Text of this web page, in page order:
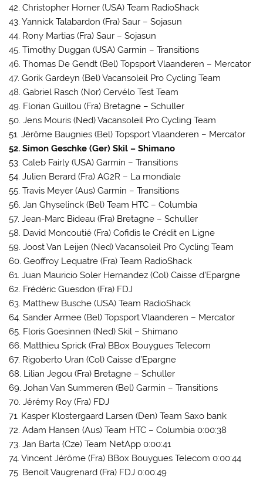
42. Christopher Horner (USA) Team RadioShack
43. Yannick Talabardon (Fra) Saur – Sojasun
44. Rony Martias (Fra) Saur – Sojasun
45. Timothy Duggan (USA) Garmin – Transitions
46. Thomas De Gendt (Bel) Topsport Vlaanderen – Mercator
47. Gorik Gardeyn (Bel) Vacansoleil Pro Cycling Team
48. Gabriel Rasch (Nor) Cervélo Test Team
49. Florian Guillou (Fra) Bretagne – Schuller
50. Jens Mouris (Ned) Vacansoleil Pro Cycling Team
51. Jérôme Baugnies (Bel) Topsport Vlaanderen – Mercator
52. Simon Geschke (Ger) Skil – Shimano
53. Caleb Fairly (USA) Garmin – Transitions
54. Julien Berard (Fra) AG2R – La mondiale
55. Travis Meyer (Aus) Garmin – Transitions
56. Jan Ghyselinck (Bel) Team HTC – Columbia
57. Jean-Marc Bideau (Fra) Bretagne – Schuller
58. David Moncoutié (Fra) Cofidis le Crédit en Ligne
59. Joost Van Leijen (Ned) Vacansoleil Pro Cycling Team
60. Geoffroy Lequatre (Fra) Team RadioShack
61. Juan Mauricio Soler Hernandez (Col) Caisse d’Epargne
62. Frédéric Guesdon (Fra) FDJ
63. Matthew Busche (USA) Team RadioShack
64. Sander Armee (Bel) Topsport Vlaanderen – Mercator
65. Floris Goesinnen (Ned) Skil – Shimano
66. Matthieu Sprick (Fra) BBox Bouygues Telecom
67. Rigoberto Uran (Col) Caisse d’Epargne
68. Lilian Jegou (Fra) Bretagne – Schuller
69. Johan Van Summeren (Bel) Garmin – Transitions
70. Jérémy Roy (Fra) FDJ
71. Kasper Klostergaard Larsen (Den) Team Saxo bank
72. Adam Hansen (Aus) Team HTC – Columbia 0:00:38
73. Jan Barta (Cze) Team NetApp 0:00:41
74. Vincent Jérôme (Fra) BBox Bouygues Telecom 0:00:44
75. Benoït Vaugrenard (Fra) FDJ 0:00:49